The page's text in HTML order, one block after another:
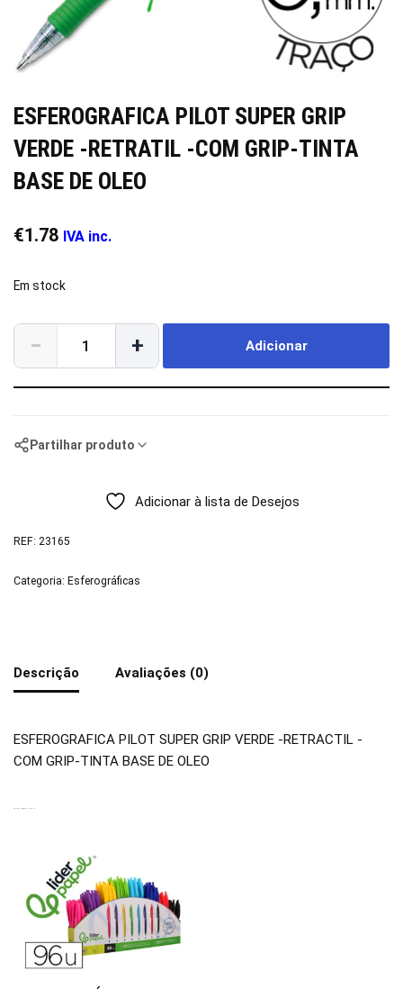
ESFEROGRAFICA PILOT SUPER GRIP
VERDE -RETRATIL -COM GRIP-TINTA
BASE DE OLEO
€1.78 IVA inc.
Em stock
− + Adicionar
Partilhar produto
Adicionar à lista de Desejos
REF: 23165
Categoria: Esferográficas
Descrição Avaliações (0)
ESFEROGRAFICA PILOT SUPER GRIP VERDE -RETRACTIL -
COM GRIP-TINTA BASE DE OLEO